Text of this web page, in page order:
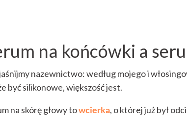
na końcówki a
nazewnictwo: według mojego i
być silikonowe, większość jest.
na skórę głowy towcierka, o której już był